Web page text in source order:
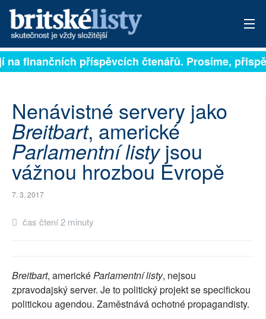
PŘIHLÁSIT
ARCHIV
ROZHOVORY
TÉMATA
NEJČTENĚJŠÍ ZA 7 DNÍ
AUTOŘI
SOCIÁLNÍ SÍTĚ
RUBRIKY
finančních příspěvcích čtenářů. Prosíme,
Nenávistné servery jako
Breitbart, americké
Parlamentní listyjsou
vážnou hrozbou Evropě
7. 3. 2017
čas čtení 2 minuty
Breitbart, americkéParlamentní listy, nejsou
zpravodajský server. Je to politický projekt se specifickou
politickou agendou. Zaměstnává ochotné propagandisty.